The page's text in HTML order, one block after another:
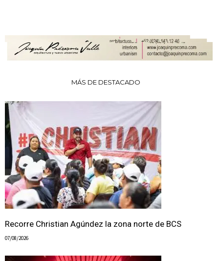
MÁS DE DESTACADO
Recorre Christian Agúndez la zona norte de BCS
07/08/2026